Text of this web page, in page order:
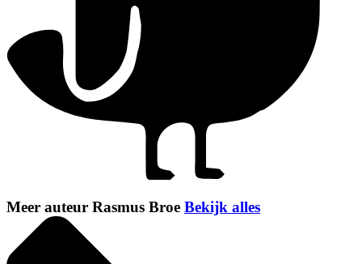
Meer auteur Rasmus Broe Bekijk alles